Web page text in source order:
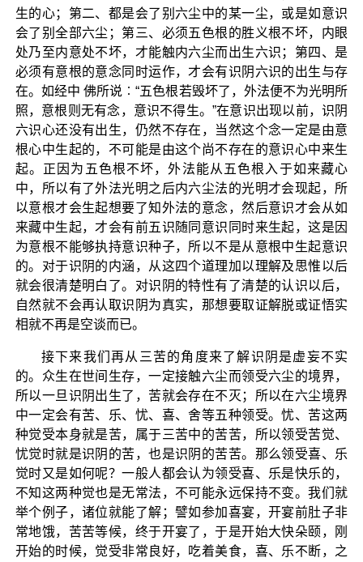
生的心；第二、都是会了别六尘中的某一尘，或是如意识
会了别全部六尘；第三、必须五色根的胜义根不坏，内眼
处乃至内意处不坏，才能触内六尘而出生六识；第四、是
必须有意根的意念同时运作，才会有识阴六识的出生与存
在。如经中 佛所说︰“五色根若毁坏了，外法便不为光明所
照，意根则无有念，意识不得生。”在意识出现以前，识阴
六识心还没有出生，仍然不存在，当然这个念一定是由意
根心中生起的，不可能是由这个尚不存在的意识心中来生
起。正因为五色根不坏，外法能从五色根入于如来藏心
中，所以有了外法光明之后内六尘法的光明才会现起，所
以意根才会生起想要了知外法的意念，然后意识才会从如
来藏中生起，才会有前五识随同意识同时来生起，这是因
为意根不能够执持意识种子，所以不是从意根中生起意识
的。对于识阴的内涵，从这四个道理加以理解及思惟以后
就会很清楚明白了。对识阴的特性有了清楚的认识以后，
自然就不会再认取识阴为真实，那想要取证解脱或证悟实
相就不再是空谈而已。
接下来我们再从三苦的角度来了解识阴是虚妄不实
的。众生在世间生存，一定接触六尘而领受六尘的境界，
所以一旦识阴出生了，苦就会存在不灭；所以在六尘境界
中一定会有苦、乐、忧、喜、舍等五种领受。忧、苦这两
种觉受本身就是苦，属于三苦中的苦苦，所以领受苦觉、
忧觉时就是识阴的苦，也是识阴的苦苦。那么领受喜、乐
觉时又是如何呢？一般人都会认为领受喜、乐是快乐的，
不知这两种觉也是无常法，不可能永远保持不变。我们就
举个例子，诸位就能了解；譬如参加喜宴，开宴前肚子非
常地饿，苦苦等候，终于开宴了，于是开始大快朵颐，刚
开始的时候，觉受非常良好，吃着美食，喜、乐不断，之